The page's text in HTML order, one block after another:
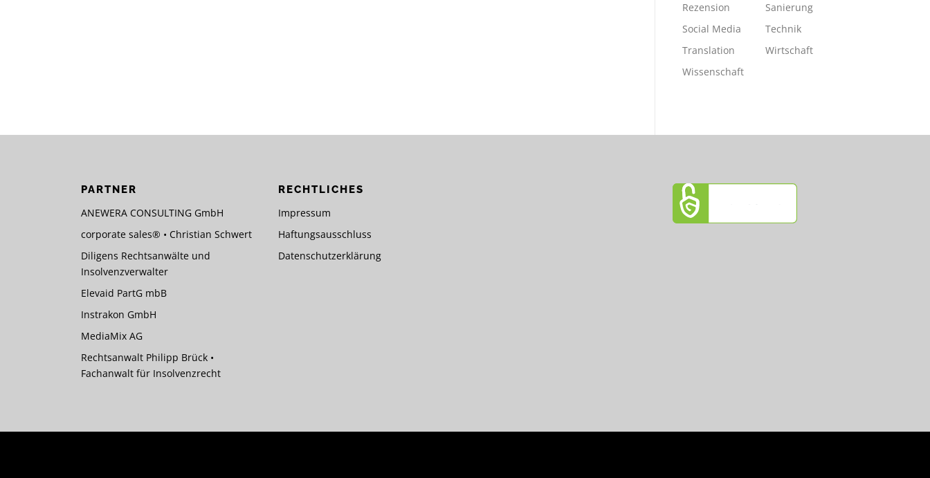
Rezension
Sanierung
Social Media
Technik
Translation
Wirtschaft
Wissenschaft
PARTNER
ANEWERA CONSULTING GmbH
corporate sales® • Christian Schwert
Diligens Rechtsanwälte und
Insolvenzverwalter
Elevaid PartG mbB
Instrakon GmbH
MediaMix AG
Rechtsanwalt Philipp Brück •
Fachanwalt für Insolvenzrecht
RECHTLICHES
Impressum
Haftungsausschluss
Datenschutzerklärung